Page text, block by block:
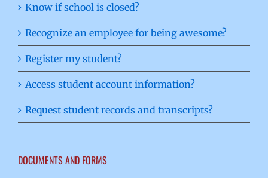
Know if school is closed?
Recognize an employee for being awesome?
Register my student?
Access student account information?
Request student records and transcripts?
DOCUMENTS AND FORMS